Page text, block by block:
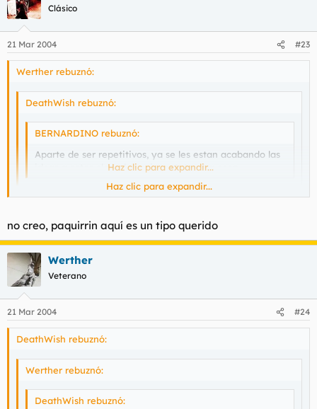
Clásico
21 Mar 2004 #23
Werther rebuznó:
DeathWish rebuznó:
BERNARDINO rebuznó:
Aparte de ser repetitivos, ya se les estan acabando las
ideas a estos clonadores, inventate otra cosa.
Haz clic para expandir...
Haz clic para expandir...
no creo, paquirrin aquí es un tipo querido
Werther
Veterano
21 Mar 2004 #24
DeathWish rebuznó:
Werther rebuznó:
DeathWish rebuznó: